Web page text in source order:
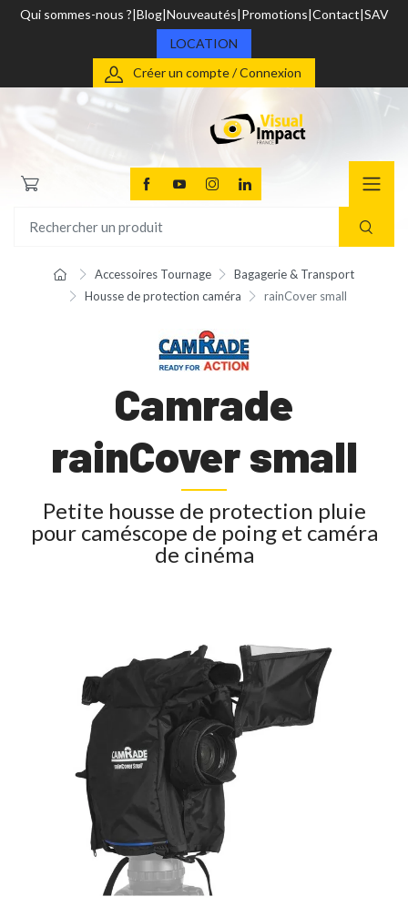
Qui sommes-nous ? Blog Nouveautés Promotions Contact SAV
LOCATION
Créer un compte / Connexion
Accessoires Tournage
Bagagerie & Transport
Housse de protection caméra
rainCover small
Camrade
rainCover small
Petite housse de protection pluie
pour caméscope de poing et caméra
de cinéma